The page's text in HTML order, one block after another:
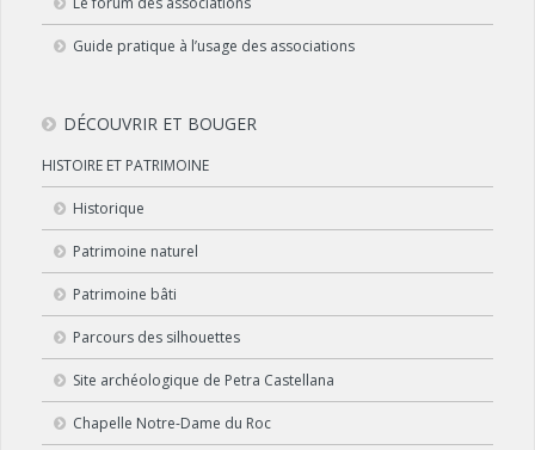
Guide pratique à l’usage des associations
DÉCOUVRIR ET BOUGER
HISTOIRE ET PATRIMOINE
Historique
Patrimoine naturel
Patrimoine bâti
Parcours des silhouettes
Site archéologique de Petra Castellana
Chapelle Notre-Dame du Roc